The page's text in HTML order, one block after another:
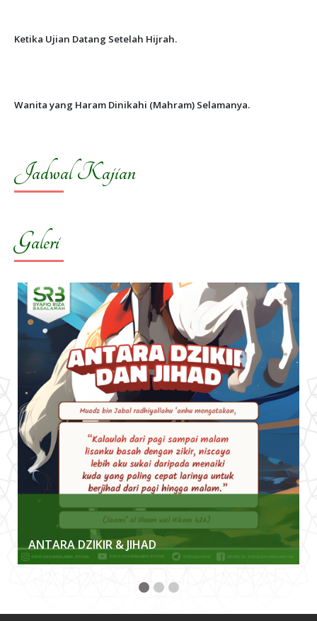
Ketika Ujian Datang Setelah Hijrah.
Wanita yang Haram Dinikahi (Mahram) Selamanya.
Jadwal Kajian
Galeri
ANTARA DZIKIR & JIHAD